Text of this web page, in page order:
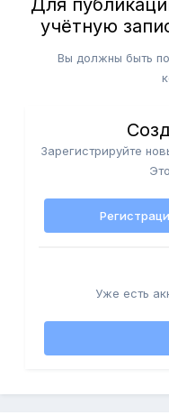
учётную
Вы должны быть
Зарегистрируйте
Уже есть